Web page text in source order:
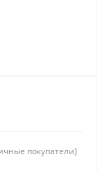
покупатели)